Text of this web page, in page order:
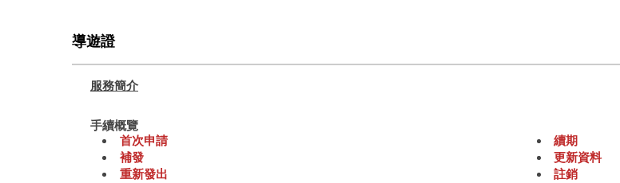
導遊證
服務簡介
手續概覽
首次申請
續期
補發
更新資料
重新發出
註銷